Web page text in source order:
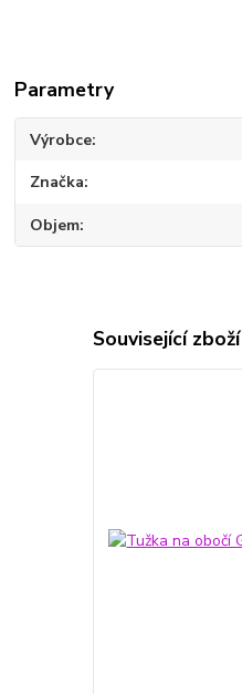
Parametry
Výrobce
Značka
Objem
Související zboží